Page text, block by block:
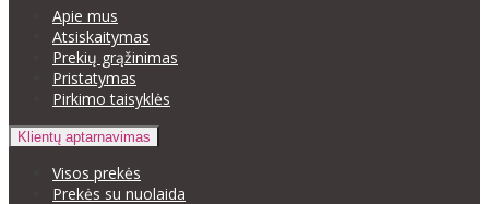
Apie mus
Atsiskaitymas
Prekių grąžinimas
Pristatymas
Pirkimo taisyklės
Klientų aptarnavimas
Visos prekės
Prekės su nuolaida